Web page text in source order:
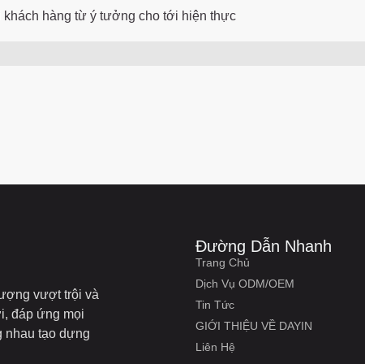
khách hàng từ ý tưởng cho tới hiện thực
vượt trội và
đáp ứng mọi
nhau tạo dựng
Đường Dẫn Nhanh
Trang Chủ
Dịch Vụ ODM/OEM
Tin Tức
GIỚI THIỆU VỀ DAYIN
Liên Hệ